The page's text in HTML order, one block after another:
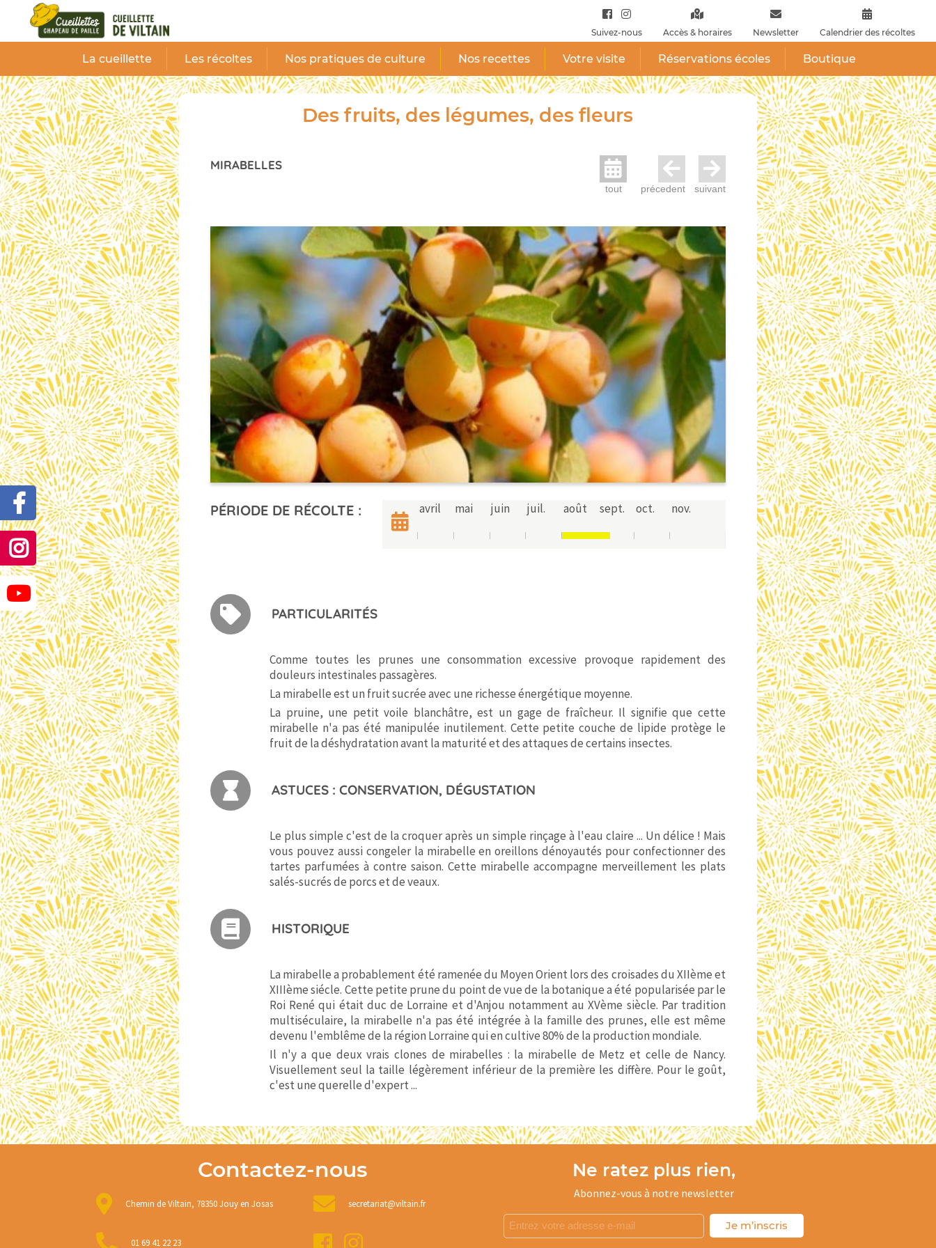
Suivez-nous Accès & horaires Newsletter Calendrier des récoltes
La cueillette Les récoltes Nos pratiques de culture Nos recettes Votre visite Réservations écoles Boutique
Des fruits, des légumes, des fleurs
MIRABELLES
tout précedent suivant
PÉRIODE DE RÉCOLTE : avril mai juin juil. août sept. oct. nov.
PARTICULARITÉS
Comme toutes les prunes une consommation excessive provoque rapidement des
douleurs intestinales passagères.
La mirabelle est un fruit sucrée avec une richesse énergétique moyenne.
La pruine, une petit voile blanchâtre, est un gage de fraîcheur. Il signifie que cette
mirabelle n'a pas été manipulée inutilement. Cette petite couche de lipide protège le
fruit de la déshydratation avant la maturité et des attaques de certains insectes.
ASTUCES : CONSERVATION, DÉGUSTATION
Le plus simple c'est de la croquer après un simple rinçage à l'eau claire ... Un délice ! Mais
vous pouvez aussi congeler la mirabelle en oreillons dénoyautés pour confectionner des
tartes parfumées à contre saison. Cette mirabelle accompagne merveillement les plats
salés-sucrés de porcs et de veaux.
HISTORIQUE
La mirabelle a probablement été ramenée du Moyen Orient lors des croisades du XIIème et
XIIIème siécle. Cette petite prune du point de vue de la botanique a été popularisée par le
Roi René qui était duc de Lorraine et d'Anjou notamment au XVème siècle. Par tradition
multiséculaire, la mirabelle n'a pas été intégrée à la famille des prunes, elle est même
devenu l'emblême de la région Lorraine qui en cultive 80% de la production mondiale.
Il n'y a que deux vrais clones de mirabelles : la mirabelle de Metz et celle de Nancy.
Visuellement seul la taille légèrement inférieur de la première les diffère. Pour le goût,
c'est une querelle d'expert ...
Contactez-nous
Chemin de Viltain, 78350 Jouy en Josas secretariat@viltain.fr
01 69 41 22 23
Ne ratez plus rien,
Abonnez-vous à notre newsletter
Je m’inscris
Panneau de gestion des cookies